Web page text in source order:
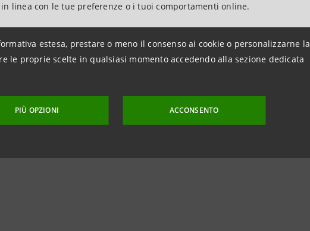
linea con le tue preferenze o i tuoi comportamenti online.
estesa, prestare o meno il consenso ai cookie o personalizzarne la
le proprie scelte in qualsiasi momento accedendo alla sezione dedicata
PIÙ OPZIONI ACCONSENTO
- +39 011 5556652